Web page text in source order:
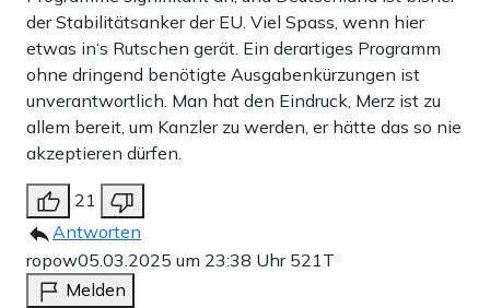
der Stabilitätsanker der EU. Viel Spass, wenn hier
etwas in‘s Rutschen gerät. Ein derartiges Programm
ohne dringend benötigte Ausgabenkürzungen ist
unverantwortlich. Man hat den Eindruck, Merz ist zu
allem bereit, um Kanzler zu werden, er hätte das so nie
akzeptieren dürfen.
21
Antworten
ropow05.03.2025 um 23:38 Uhr 521T
Melden